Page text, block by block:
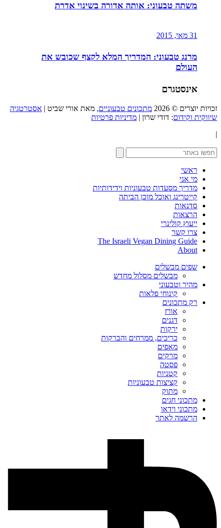
משתה טבעוני: אותה אדורה בשינוי אדרת
31 מאי, 2015
מרנג טבעוני: המדריך המלא לקצף שכובש את
העולם
אינסטגרם
זכויות יוצרים © 2026 מתכונים טבעוניים, מאת אורי שביט | אסטרטגיה
שיווקית וקידום: דודי שרון | מדיניות פרטיות
|
ראשי
מי אני
מדריך מסעדות טבעוניות וידידותיות
קייטרינג ואוכל מוכן הביתה
סדנאות
הרצאות
ייעוץ קולינרי
צרו קשר
The Israeli Vegan Dining Guide
About
שפים מבשלים
מבשלים מסלול מחדש
מהיר וטבעוני
קינוחי פלאות
רק מתכונים
אורז
דגנים
ירקות
כריכים, ממרחים והברקות
מאפים
מרקים
פסטה
קטניות
קציצות טבעוניות
מתוק
מתכוני חגים
מתכוני וידאו
הרשמה לאתר